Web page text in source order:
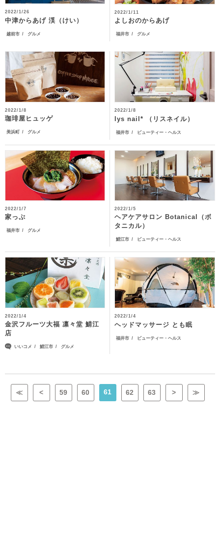
2022/1/26
中津からあげ 渓（けい）
越前市 グルメ
2022/1/11
よしおのからあげ
福井市 グルメ
2022/1/8
珈琲屋ヒュッゲ
美浜町 グルメ
2022/1/8
lys nail* （リスネイル）
福井市 ビューティー・ヘルス
2022/1/7
家っぷ
福井市 グルメ
2022/1/5
ヘアケアサロン Botanical（ボ
タニカル）
鯖江市 ビューティー・ヘルス
2022/1/4
金沢フルーツ大福 凛々堂 鯖江
店
いいコメ 鯖江市 グルメ
2022/1/4
ヘッドマッサージ とも眠
福井市 ビューティー・ヘルス
≪ < 59 60 61 62 63 > ≫